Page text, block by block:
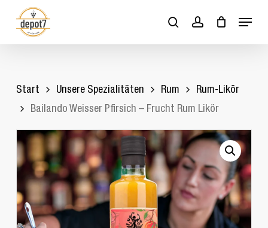
main
searchaccount
Menu
Close
Start Unsere Spezialitäten Rum
Rum-Likör
Bailando Weisser Pfirsich – Frucht Rum Likör